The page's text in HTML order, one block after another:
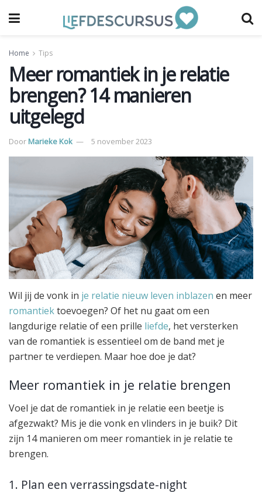
Home Tips
Meer romantiek in je relatie
brengen? 14 manieren
uitgelegd
DoorMarieke Kok 5 november 2023
Wil jij de vonk in je relatie nieuw leven inblazen en meer
romantiektoevoegen? Of het nu gaat om een
langdurige relatie of een prille liefde, het versterken
van de romantiek is essentieel om de band met je
partner te verdiepen. Maar hoe doe je dat?
Meer romantiek in je relatie brengen
Voel je dat de romantiek in je relatie een beetje is
afgezwakt? Mis je die vonk en vlinders in je buik? Dit
zijn 14 manieren om meer romantiek in je relatie te
brengen.
1. Plan een verrassingsdate-night